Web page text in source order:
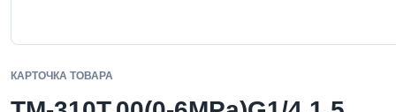
КАРТОЧКА ТОВАРА